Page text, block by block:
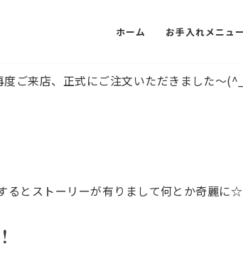
ホーム お手入れメニュー
ご来店、正式にご注文いただきました
るとストーリーが有りまして何とか奇